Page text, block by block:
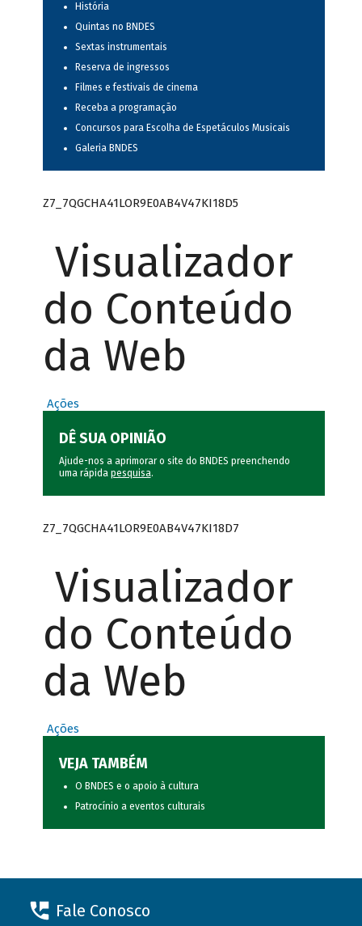
História
Quintas no BNDES
Sextas instrumentais
Reserva de ingressos
Filmes e festivais de cinema
Receba a programação
Concursos para Escolha de Espetáculos Musicais
Galeria BNDES
Z7_7QGCHA41LOR9E0AB4V47KI18D5
Visualizador
do Conteúdo
da Web
Ações
DÊ SUA OPINIÃO
Ajude-nos a aprimorar o site do BNDES preenchendo
uma rápida pesquisa.
Z7_7QGCHA41LOR9E0AB4V47KI18D7
Visualizador
do Conteúdo
da Web
Ações
VEJA TAMBÉM
O BNDES e o apoio à cultura
Patrocínio a eventos culturais
Fale Conosco